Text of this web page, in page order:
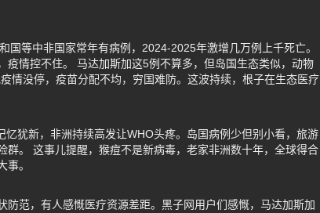
等中非国家常年有病例，2024-2025年激增几万例上千死亡。
情控不住。 马达加斯加这5例不算多，但岛国生态类似，动物
情没停，疫苗分配不均，穷国难防。这波持续，根子在生态医疗
犹新，非洲持续高发让WHO头疼。岛国病例少但别小看，旅游
。 这事儿提醒，猴痘不是新病毒，老家非洲数十年，全球得合
。
范，有人感慨医疗资源差距。黑子网用户们感慨，马达加斯加